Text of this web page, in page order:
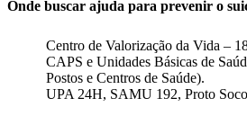
Onde buscar ajuda para prevenir o
Centro de Valorização da Vida –
CAPS e Unidades Básicas de
Postos e Centros de Saúde).
UPA 24H, SAMU 192, Proto